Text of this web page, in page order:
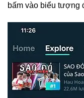
bấm vào biểu tượng